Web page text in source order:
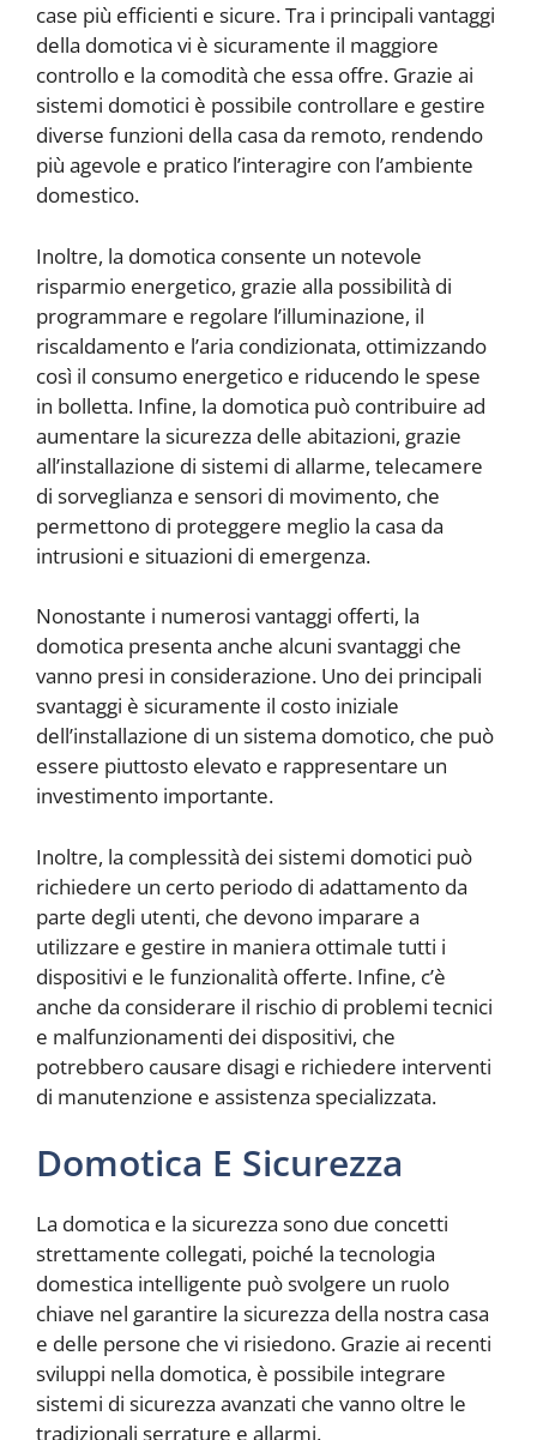
case più efficienti e sicure. Tra i principali vantaggi
della domotica vi è sicuramente il maggiore
controllo e la comodità che essa offre. Grazie ai
sistemi domotici è possibile controllare e gestire
diverse funzioni della casa da remoto, rendendo
più agevole e pratico l’interagire con l’ambiente
domestico.
Inoltre, la domotica consente un notevole
risparmio energetico, grazie alla possibilità di
programmare e regolare l’illuminazione, il
riscaldamento e l’aria condizionata, ottimizzando
così il consumo energetico e riducendo le spese
in bolletta. Infine, la domotica può contribuire ad
aumentare la sicurezza delle abitazioni, grazie
all’installazione di sistemi di allarme, telecamere
di sorveglianza e sensori di movimento, che
permettono di proteggere meglio la casa da
intrusioni e situazioni di emergenza.
Nonostante i numerosi vantaggi offerti, la
domotica presenta anche alcuni svantaggi che
vanno presi in considerazione. Uno dei principali
svantaggi è sicuramente il costo iniziale
dell’installazione di un sistema domotico, che può
essere piuttosto elevato e rappresentare un
investimento importante.
Inoltre, la complessità dei sistemi domotici può
richiedere un certo periodo di adattamento da
parte degli utenti, che devono imparare a
utilizzare e gestire in maniera ottimale tutti i
dispositivi e le funzionalità offerte. Infine, c’è
anche da considerare il rischio di problemi tecnici
e malfunzionamenti dei dispositivi, che
potrebbero causare disagi e richiedere interventi
di manutenzione e assistenza specializzata.
Domotica E Sicurezza
La domotica e la sicurezza sono due concetti
strettamente collegati, poiché la tecnologia
domestica intelligente può svolgere un ruolo
chiave nel garantire la sicurezza della nostra casa
e delle persone che vi risiedono. Grazie ai recenti
sviluppi nella domotica, è possibile integrare
sistemi di sicurezza avanzati che vanno oltre le
tradizionali serrature e allarmi.